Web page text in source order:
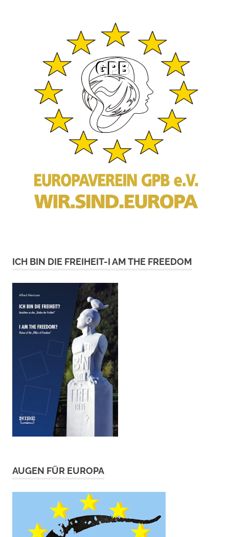
ICH BIN DIE FREIHEIT-I AM THE FREEDOM
AUGEN FÜR EUROPA